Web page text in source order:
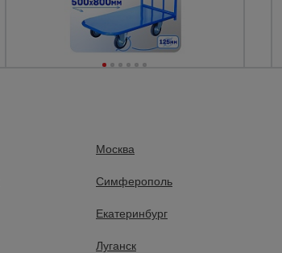
500*800 мм.
Москва
Симферополь
Екатеринбург
Луганск